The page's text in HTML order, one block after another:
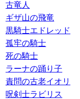
古竜人
ギザ山の飛竜
黒騎士エドレッド
孤牢の騎士
死の騎士
ラーナの踊り子
責問の古老イオリ
呪剣士ラビリス